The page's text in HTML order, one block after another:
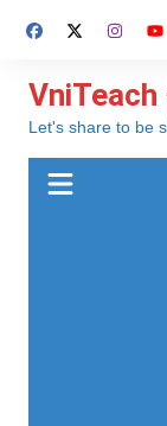
đến
dung
VniTeach
Let's share to be